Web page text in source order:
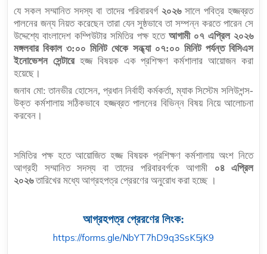
যে সকল সম্মানিত সদস্য বা তাদের পরিবারবর্গ ২০২৬সালে পবিত্র হজ্জব্রত
পালনের জন্য নিয়ত করেছেন তারা যেন সুষ্ঠভাবে তা সম্পন্ন করতে পারেন সে
উদ্দেশ্যে বাংলাদেশ কম্পিউটার সমিতির পক্ষ হতে আগামী ০৭ এপ্রিল ২০২৬
মঙ্গলবার বিকাল ৩:০০ মিনিট থেকে সন্ধ্যা ০৭:০০ মিনিট পর্যন্ত বিসিএস
ইনোভেশন সেন্টারেহজ্জ বিষয়ক এক প্রশিক্ষণ কর্মশালার আয়োজন করা
হয়েছে।
জনাব মো: তানভীর হোসেন, প্রধান নির্বাহী কর্মকর্তা, ম্যাক সিস্টেম সলিউশন্স-
উক্ত কর্মশালায় সঠিকভাবে হজ্জব্রত পালনের বিভিন্ন বিষয় নিয়ে আলোচনা
করবেন।
সমিতির পক্ষ হতে আয়োজিত হজ্জ বিষয়ক প্রশিক্ষণ কর্মশালায় অংশ নিতে
আগ্রহী সম্মানিত সদস্য বা তাদের পরিবারবর্গকে আগামী ০৪ এপ্রিল
২০২৬তারিখের মধ্যে আগ্রহপত্র প্রেরণের অনুরোধ করা হচ্ছে ।
আগ্রহপত্র প্রেরণের লিংক:
https://forms.gle/NbYT7hD9q3SsK5jK9